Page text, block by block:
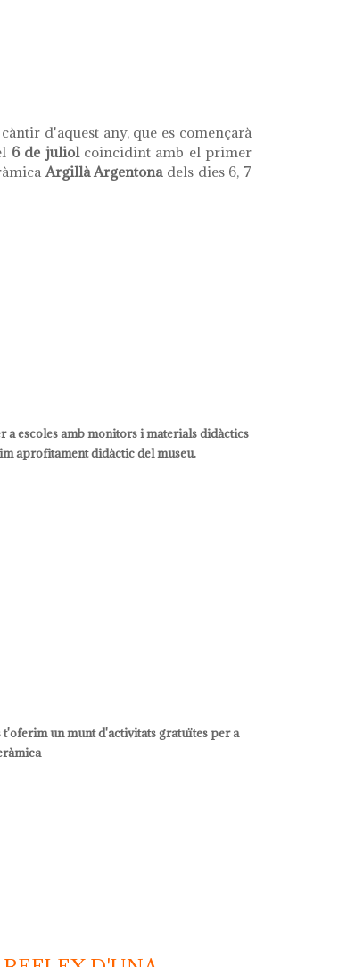
catorze relats eròtics"
d'aquest any, que es començarà
6 de juliolcoincidint amb el primer
Argillà Argentonadels dies 6, 7
a escoles amb monitors i materials didàctics
aprofitament didàctic del museu.
t'oferim un munt d'activitats gratuïtes per a